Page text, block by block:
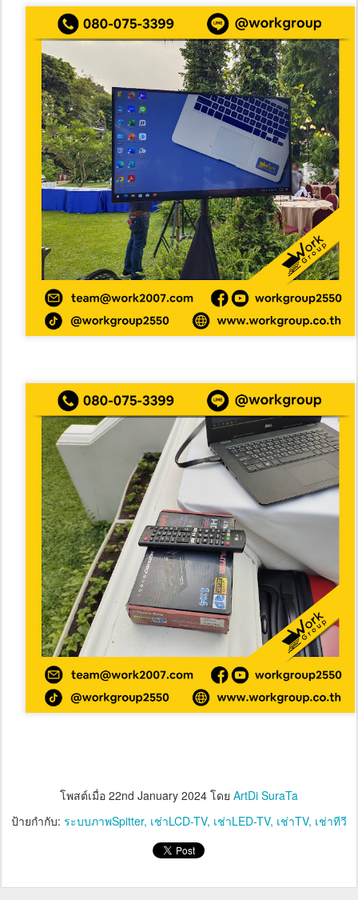
โพสต์เมื่อ 22nd January 2024 โดย ArtDi SuraTa
ป้ายกำกับ: ระบบภาพSpitter เช่าLCD-TV เช่าLED-TV เช่าTV เช่าทีวี